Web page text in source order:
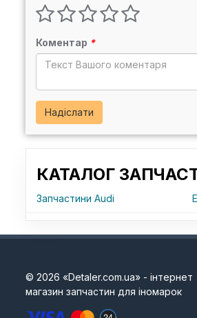
Коментар *
Надіслати
КАТАЛОГ
Запчастини Audi
© 2026 «Detaler.com.ua» - інтернет
магазин запчастин для іномарок